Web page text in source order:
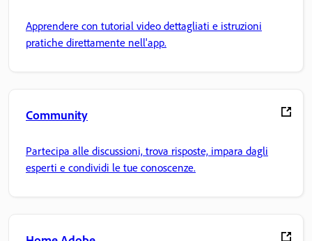
Apprendere con tutorial video dettagliati e istruzioni
pratiche direttamente nell'app.
Community
Partecipa alle discussioni, trova risposte, impara dagli
esperti e condividi le tue conoscenze.